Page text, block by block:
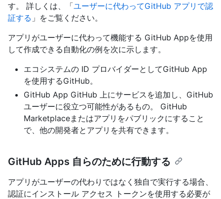
す。 詳しくは、「ユーザーに代わってGitHub アプリで認
証する 」をご覧ください。
アプリがユーザーに代わって機能する GitHub Appを使用
して作成できる自動化の例を次に示します。
エコシステムの ID プロバイダーとしてGitHub App
を使用するGitHub。
GitHub App GitHub 上にサービスを追加し、GitHub
ユーザーに役立つ可能性があるもの。 GitHub
Marketplaceまたはアプリをパブリックにすること
で、他の開発者とアプリを共有できます。
GitHub Apps 自らのために行動する
アプリがユーザーの代わりではなく独自で実行する場合、
認証にインストール アクセス トークンを使用する必要が